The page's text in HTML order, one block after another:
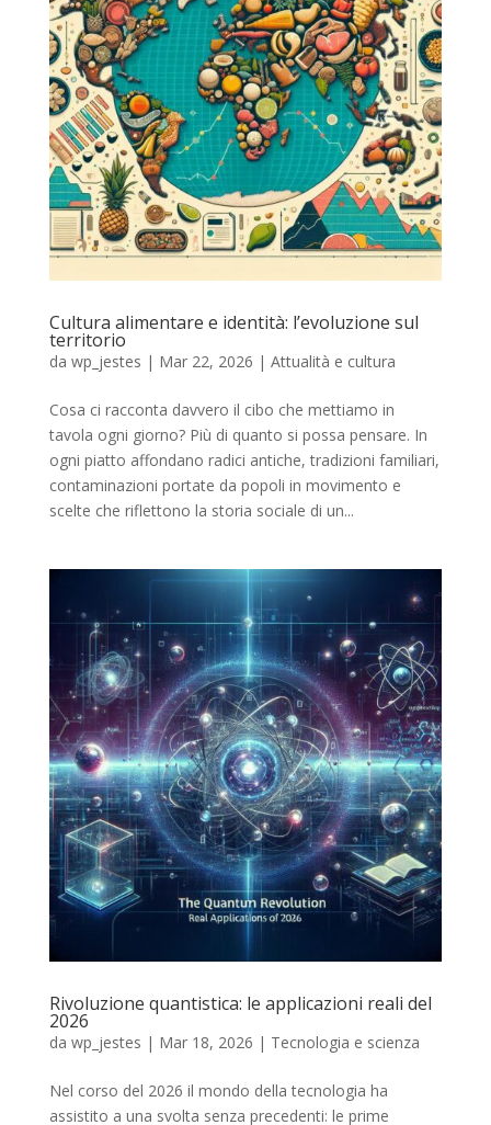
Cultura alimentare e identità: l’evoluzione sul
territorio
da wp_jestes | Mar 22, 2026 | Attualità e cultura
Cosa ci racconta davvero il cibo che mettiamo in
tavola ogni giorno? Più di quanto si possa pensare. In
ogni piatto affondano radici antiche, tradizioni familiari,
contaminazioni portate da popoli in movimento e
scelte che riflettono la storia sociale di un...
Rivoluzione quantistica: le applicazioni reali del
2026
da wp_jestes | Mar 18, 2026 | Tecnologia e scienza
Nel corso del 2026 il mondo della tecnologia ha
assistito a una svolta senza precedenti: le prime